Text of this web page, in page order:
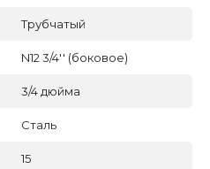
Трубчатый
N12 3/4'' (боковое)
3/4 дюйма
Сталь
15